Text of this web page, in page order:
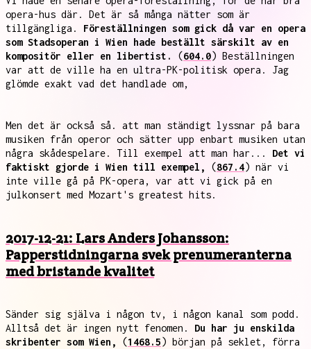
opera-hus där. Det är så många nätter som är
tillgängliga. Föreställningen som gick då var en opera
som Stadsoperan i Wien hade beställt särskilt av en
kompositör eller en libertist.
(604.0) Beställningen
var att de ville ha en ultra-PK-politisk opera. Jag
glömde exakt vad det handlade om,
Men det är också så. att man ständigt lyssnar på bara
musiken från operor och sätter upp enbart musiken utan
några skådespelare. Till exempel att man har... Det vi
faktiskt gjorde i Wien till exempel,
(867.4) när vi
inte ville gå på PK-opera, var att vi gick på en
julkonsert med Mozart's greatest hits.
2017-12-21: Lars Anders Johansson:
Papperstidningarna svek prenumeranterna
med bristande kvalitet
Sänder sig själva i någon tv, i någon kanal som podd.
Alltså det är ingen nytt fenomen. Du har ju enskilda
skribenter som Wien,
(1468.5) början på seklet, förra